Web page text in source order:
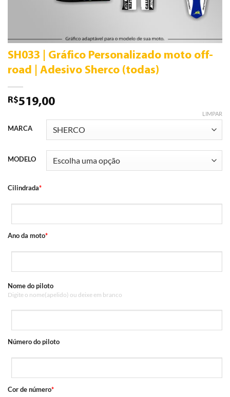
SH033 | Gráfico Personalizado moto off-
road | Adesivo Sherco (todas)
R$519,00
MARCA
MODELO
LIMPAR
Cilindrada*
Ano da moto*
Nome do piloto
Digite o nome(apelido) ou deixe em branco
Número do piloto
Cor de número*